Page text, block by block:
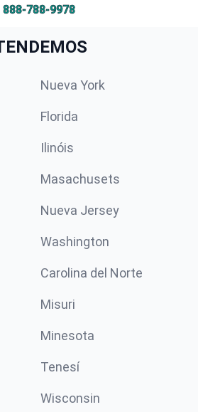
888-788-9978
Nueva York
Florida
Ilinóis
Masachusets
Nueva Jersey
Washington
Carolina del Norte
Misuri
Minesota
Tenesí
Wisconsin